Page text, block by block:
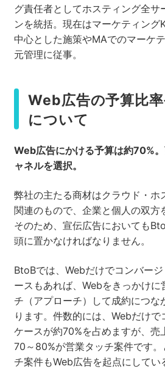
グ責任者としてホスティング全サ
ンを統括。現在はマーケティング
中心とした施策やMAでのマーケ
元管理に従事。
Web広告の予算比
について
Web広告にかける予算は約70%
ャネルを選択。
弊社の主たる商材はクラウド・ホ
関連のもので、企業と個人の双方
そのため、宣伝広告においても
頭に置かなければなりません。
BtoBでは、Webだけでコンバー
ースもあれば、Webをきっかけに
チ（アプローチ）して成約につな
ります。件数的には、Webだけで
ケースが約70%を占めますが、売
70～80%が営業タッチ案件です
チ案件もWeb広告を起点にして